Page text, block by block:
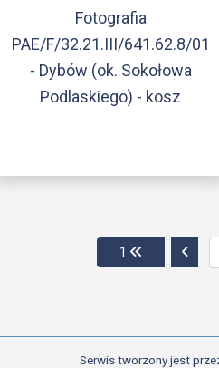
Fotografia
PAE/F/32.21.III/641.62.8/01
- Dybów (ok. Sokołowa
Podlaskiego) - kosz
1 Przejdź do
Serwis tworzony jest